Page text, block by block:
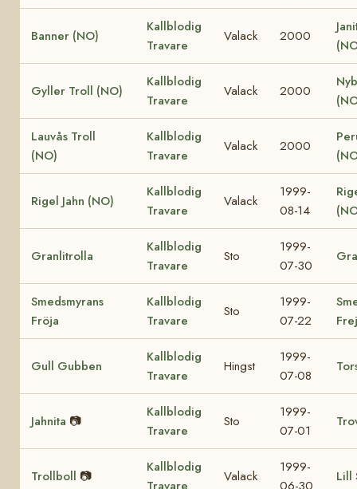
Banner (NO)
Kallblodig
Travare
Valack 2000
Gyller Troll (NO)
Kallblodig
Travare
Valack 2000
Lauvås Troll
(NO)
Kallblodig
Travare
Valack 2000
Rigel Jahn (NO)
Kallblodig
Travare
Valack
1999-
08-14
Granlitrolla
Kallblodig
Travare
Sto
1999-
07-30
Smedsmyrans
Fröja
Kallblodig
Travare
Sto
1999-
07-22
Gull Gubben
Kallblodig
Travare
Hingst
1999-
07-08
Jahnita 📷
Kallblodig
Travare
Sto
1999-
07-01
Trollboll 📷
Kallblodig
Travare
Valack
1999-
06-30
Lill